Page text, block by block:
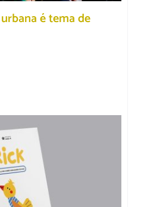
é tema de